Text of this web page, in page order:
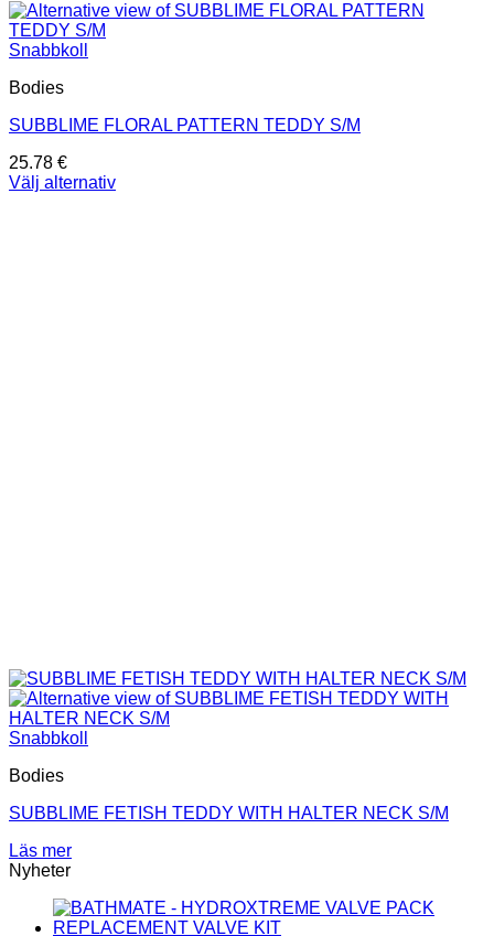
Snabbkoll
Bodies
SUBBLIME FLORAL PATTERN TEDDY S/M
25.78 €
Välj alternativ
Snabbkoll
Bodies
SUBBLIME FETISH TEDDY WITH HALTER NECK S/M
Läs mer
Nyheter